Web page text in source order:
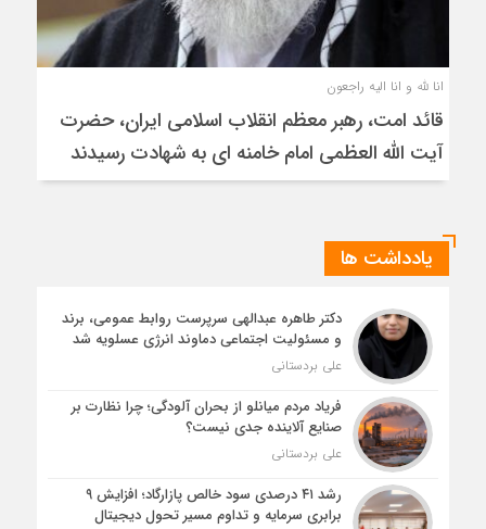
انا لله و انا الیه راجعون
قائد امت، رهبر معظم انقلاب اسلامی ایران، حضرت
آیت الله العظمی امام خامنه ای به شهادت رسیدند
یادداشت ها
دکتر طاهره عبدالهی سرپرست روابط عمومی، برند
و مسئولیت اجتماعی دماوند انرژی عسلویه شد
علی بردستانی
فریاد مردم میانلو از بحران آلودگی؛ چرا نظارت بر
صنایع آلاینده جدی نیست؟
علی بردستانی
رشد ۴۱ درصدی سود خالص پازارگاد؛ افزایش ۹
برابری سرمایه و تداوم مسیر تحول دیجیتال